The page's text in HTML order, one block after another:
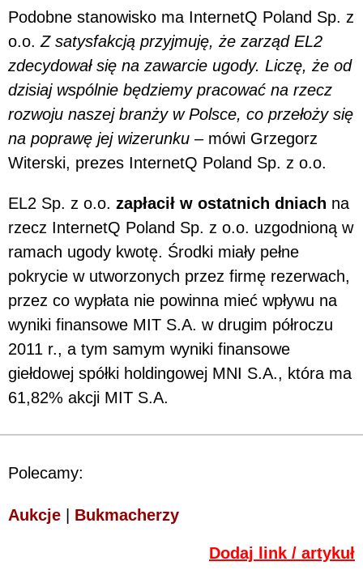
Podobne stanowisko ma InternetQ Poland Sp. z
o.o. Z satysfakcją przyjmuję, że zarząd EL2
zdecydował się na zawarcie ugody. Liczę, że od
dzisiaj wspólnie będziemy pracować na rzecz
rozwoju naszej branży w Polsce, co przełoży się
na poprawę jej wizerunku – mówi Grzegorz
Witerski, prezes InternetQ Poland Sp. z o.o.
EL2 Sp. z o.o. zapłacił w ostatnich dniach na
rzecz InternetQ Poland Sp. z o.o. uzgodnioną w
ramach ugody kwotę. Środki miały pełne
pokrycie w utworzonych przez firmę rezerwach,
przez co wypłata nie powinna mieć wpływu na
wyniki finansowe MIT S.A. w drugim półroczu
2011 r., a tym samym wyniki finansowe
giełdowej spółki holdingowej MNI S.A., która ma
61,82% akcji MIT S.A.
Polecamy:
Aukcje | Bukmacherzy
Dodaj link / artykuł